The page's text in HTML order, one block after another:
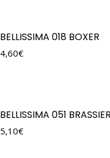
BELLISSIMA 018 BOXER
4,60€
BELLISSIMA 051
5,10€